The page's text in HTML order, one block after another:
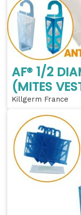
AF® 1/2
(MITES
Killgerm France